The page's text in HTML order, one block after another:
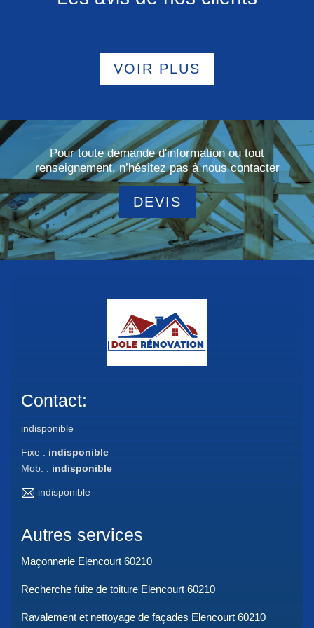
VOIR PLUS
Pour toute demande d'information ou tout
renseignement, n’hésitez pas à nous contacter
DEVIS
Contact:
indisponible
Fixe : indisponible
Mob. : indisponible
indisponible
Autres services
Maçonnerie Elencourt 60210
Recherche fuite de toiture Elencourt 60210
Ravalement et nettoyage de façades Elencourt 60210